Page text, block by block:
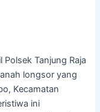
Polsek Tanjung Raja
longsor yang
Kecamatan
ini